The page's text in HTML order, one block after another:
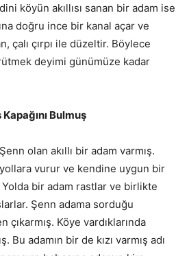
köyün akıllısı sanan bir adam ise
doğru ince bir kanal açar ve
çalı çırpı ile düzeltir. Böylece
deyimi günümüze kadar
Bulmuş
olan akıllı bir adam varmış.
vurur ve kendine uygun bir
Yolda bir adam rastlar ve birlikte
Şenn adama sorduğu
çıkarmış. Köye vardıklarında
Bu adamın bir de kızı varmış adı